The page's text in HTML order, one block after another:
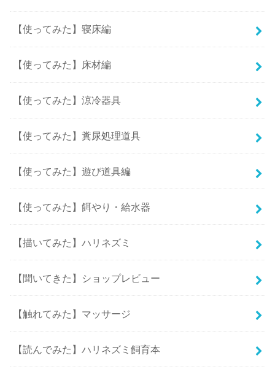
【使ってみた】寝床編
【使ってみた】床材編
【使ってみた】涼冷器具
【使ってみた】糞尿処理道具
【使ってみた】遊び道具編
【使ってみた】餌やり・給水器
【描いてみた】ハリネズミ
【聞いてきた】ショップレビュー
【触れてみた】マッサージ
【読んでみた】ハリネズミ飼育本